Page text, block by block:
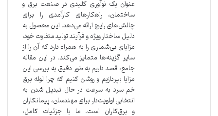
عنوان یک نوآوری کلیدی در صنعت برق و
ساختمان، راهکارهای کارآمدی را برای
چالش‌های رایج ارائه می‌دهد. این محصول به
دلیل ساختار ویژه و فرآیند تولید متفاوت خود،
مزایای بی‌شماری را به همراه دارد که آن را از
سایر گزینه‌ها متمایز می‌کند. در این مقاله
جامع، قصد داریم به طور دقیق به بررسی این
مزایا بپردازیم و روشن کنیم که چرا لوله برق
خم سرد به سرعت در حال تبدیل شدن به
انتخابی اولویت‌دار برای مهندسان، پیمانکاران
و برق‌کاران است. ما با جزئیات کامل،